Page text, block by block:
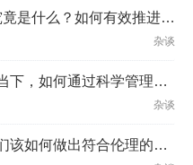
“老经验”毁了你的车间
当前管理领域的核心趋势：多维度解析与实践方向